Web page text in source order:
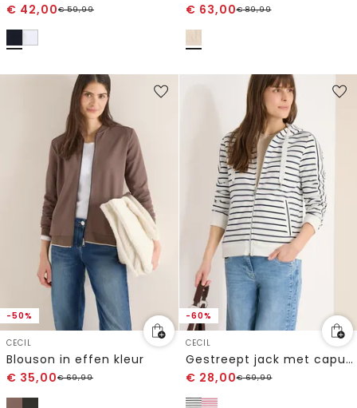
€ 42,00€59,99
€ 63,00€89,99
-50%
CECIL
Blouson in effen kleur
€ 35,00€69,99
-60%
CECIL
Gestreept jack met capuchon
€ 28,00€69,99